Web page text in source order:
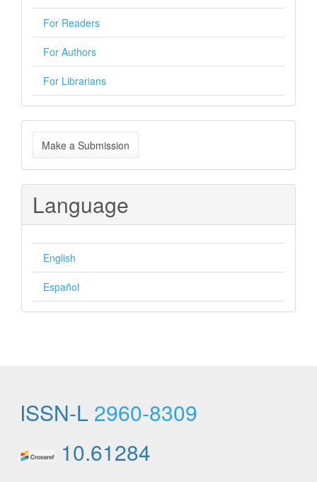
For Readers
For Authors
For Librarians
Make
a
Submission
Make a Submission
Language
English
Español
ISSN-L 2960-8309
10.61284